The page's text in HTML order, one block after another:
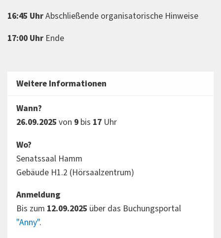
16:45 UhrAbschließende organisatorische Hinweise
17:00 Uhr Ende
Weitere Informationen
Wann?
26.09.2025 von 9bis 17Uhr
Wo?
Senatssaal Hamm
Gebäude H1.2 (Hörsaalzentrum)
Anmeldung
Bis zum 12.09.2025 über das Buchungsportal
"Anny".